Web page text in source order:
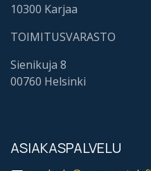
10300 Karjaa
TOIMITUSVARASTO
Sienikuja 8
00760 Helsinki
ASIAKASPALVELU